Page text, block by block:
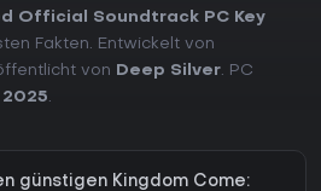
Official Soundtrack PC Key
Fakten. Entwickelt von
von Deep Silver. PC
2025.
günstigen Kingdom Come: